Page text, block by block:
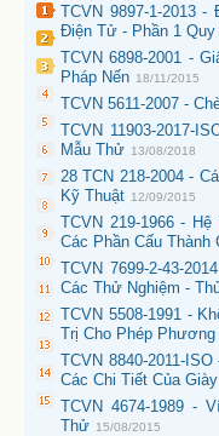
TCVN 9897-1-2013
Điện Tử - Phần 1
TCVN 6898-2001 -
Pháp Nến 18/11/2015
TCVN 5611-2007 -
TCVN 11903-2017-
Mẫu Thử 13/08/2018
28 TCN 218-2004 -
Kỹ Thuật 12/09/2015
TCVN 219-1966 -
Các Phần Cấu Thành
TCVN 7699-2-43-
Các Thử Nghiệm -
TCVN 5508-1991 -
Trị Cho Phép
TCVN 8840-2011-
Các Chi Tiết Của
TCVN 4674-1989 -
Thử 15/08/2015